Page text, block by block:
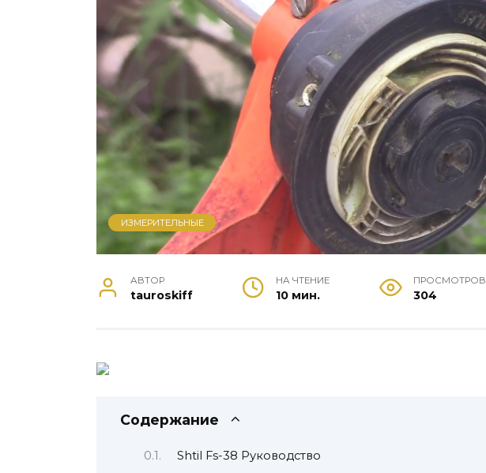
ИЗМЕРИТЕЛЬНЫЕ
АВТОР
tauroskiff
НА ЧТЕНИЕ
10 мин.
ПРОСМОТРОВ
304
Содержание
Shtil Fs-38 Руководство